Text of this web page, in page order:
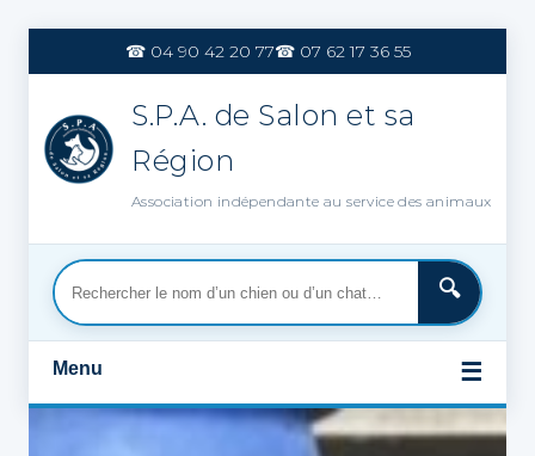
contenu
☎ 04 90 42 20 77☎ 07 62 17 36 55
S.P.A. de Salon et sa
Région
Association indépendante au service des animaux
Menu ☰